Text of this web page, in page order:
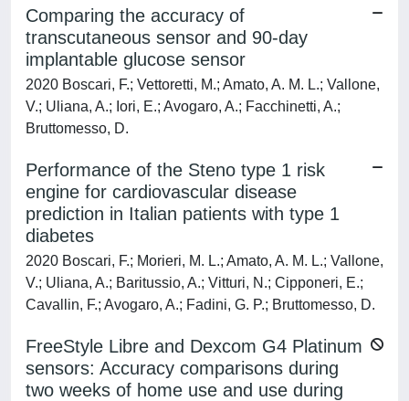
Comparing the accuracy of
transcutaneous sensor and 90-day
implantable glucose sensor
2020 Boscari, F.; Vettoretti, M.; Amato, A. M. L.; Vallone,
V.; Uliana, A.; Iori, E.; Avogaro, A.; Facchinetti, A.;
Bruttomesso, D.
Performance of the Steno type 1 risk
engine for cardiovascular disease
prediction in Italian patients with type 1
diabetes
2020 Boscari, F.; Morieri, M. L.; Amato, A. M. L.; Vallone,
V.; Uliana, A.; Baritussio, A.; Vitturi, N.; Cipponeri, E.;
Cavallin, F.; Avogaro, A.; Fadini, G. P.; Bruttomesso, D.
FreeStyle Libre and Dexcom G4 Platinum
sensors: Accuracy comparisons during
two weeks of home use and use during